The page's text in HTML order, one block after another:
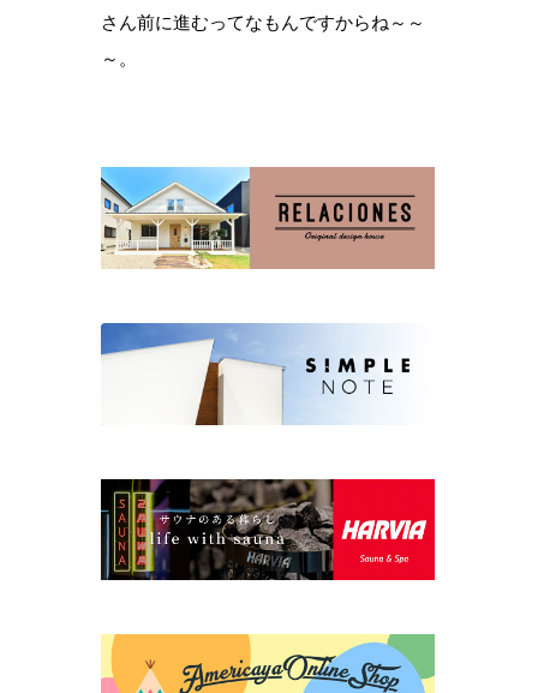
さん前に進むってなもんですからね～～
～。